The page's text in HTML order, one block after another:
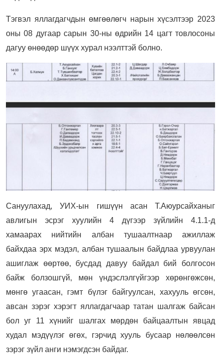
Тэгвэл яллагдагчдын өмгөөлөгч нарын хүсэлтээр 2023
оны 08 дугаар сарын 30-ны өдрийн 14 цагт товлосоны
дагуу өнөөдөр шүүх хурал нээлттэй болно.
Сануулахад, УИХ-ын гишүүн асан Т.Аюурсайханыг
авлигын эсрэг хуулийн 4 дүгээр зүйлийн 4.1.1-д
хамаарах нийтийн албан тушаалтнаар ажиллаж
байхдаа эрх мэдэл, албан тушаалын байдлаа урвуулан
ашиглаж өөртөө, бусдад давуу байдал бий болгосон
байж болзошгүй, мөн үндэслэлгүйгээр хөрөнгөжсөн,
мөнгө угаасан, гэмт бүлэг байгуулсан, хахууль өгсөн,
авсан зэрэг хэрэгт яллагдагчаар татан шалгаж байсан
бол уг 11 хүнийг шалгах мөрдөн байцаалтын явцад
худал мэдүүлэг өгөх, гэрчид хууль бусаар нөлөөлсөн
зэрэг зүйл анги нэмэгдсэн байдаг.